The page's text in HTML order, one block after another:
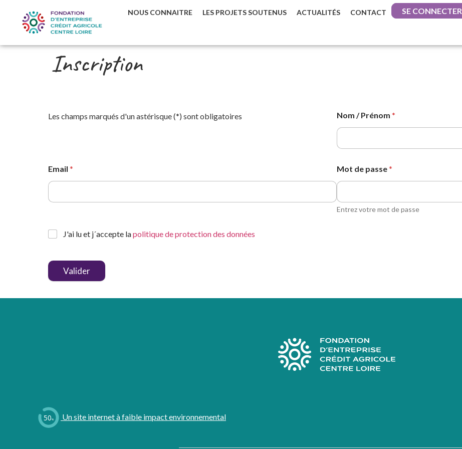
NOUS CONNAITRE LES PROJETS SOUTENUS ACTUALITÉS CONTACT SE CONNECTER
Inscription
Les champs marqués d'un astérisque (*) sont obligatoires Nom / Prénom *
Email * Mot de passe*
Entrez votre mot de passe
J'ai lu et j´accepte lapolitique de protection des données
Valider
50% Un site internet à faible impact environnemental